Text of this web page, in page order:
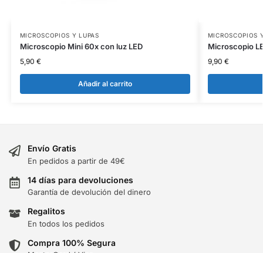
MICROSCOPIOS Y LUPAS
Microscopio Mini 60x con luz LED
5,90 €
Añadir al carrito
MICROSCOPIOS
Microscopio
9,90 €
Envío Gratis
En pedidos a partir de 49€
14 días para devoluciones
Garantía de devolución del dinero
Regalitos
En todos los pedidos
Compra 100% Segura